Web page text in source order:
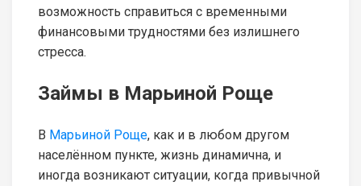
возможность справиться с временными
финансовыми трудностями без излишнего
стресса.
Займы в Марьиной Роще
В Марьиной Роще, как и в любом другом
населённом пункте, жизнь динамична, и
иногда возникают ситуации, когда привычной